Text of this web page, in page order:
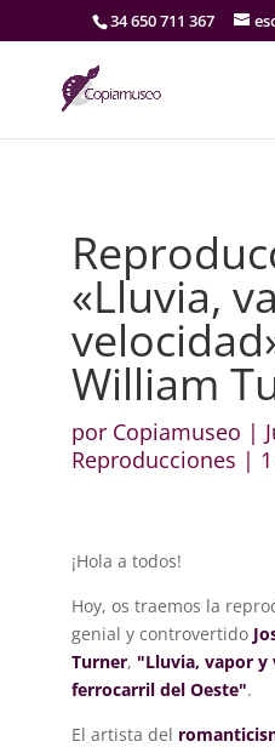
34 650 711 367
«Lluvia,
William
por Copiamuseo |
Reproducciones |
¡Hola a todos!
Hoy, os traemos la
genial y controvertido
Turner, "Lluvia, vapor y
ferrocarril del Oeste".
El artista del